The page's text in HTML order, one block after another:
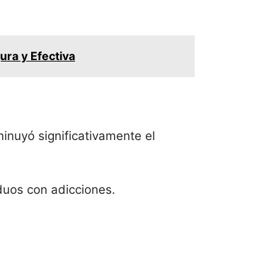
y Efectiva
significativamente el
con adicciones.